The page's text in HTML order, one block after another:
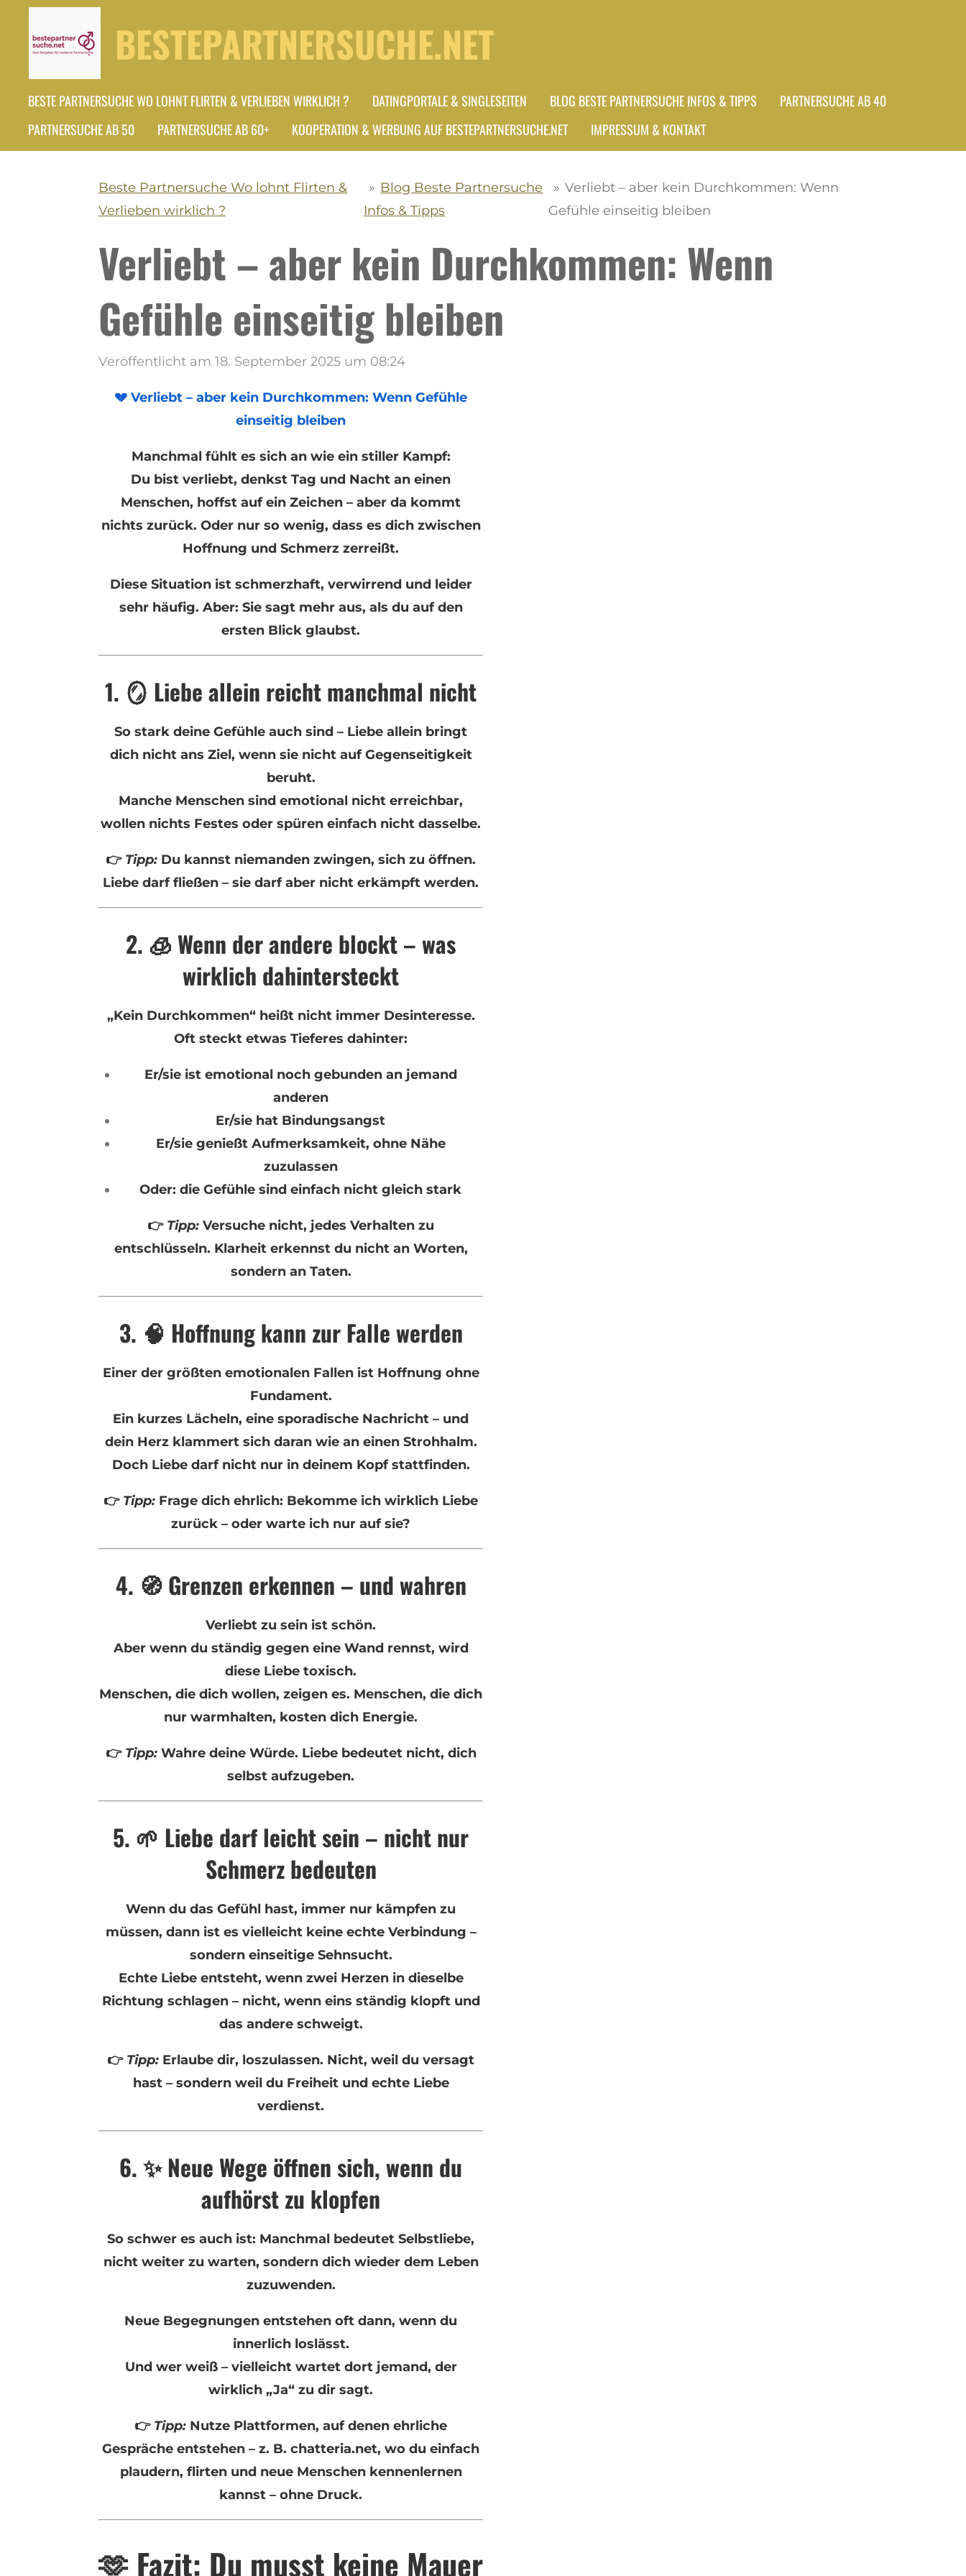
Hauptinhalt
BESTEPARTNERSUCHE.NET
BESTE PARTNERSUCHE WO LOHNT FLIRTEN & VERLIEBEN WIRKLICH ? DATINGPORTALE & SINGLESEITEN BLOG BESTE PARTNERSUCHE INFOS & TIPPS
PARTNERSUCHE AB 40
PARTNERSUCHE AB 50
PARTNERSUCHE AB 60+ KOOPERATION & WERBUNG AUF BESTEPARTNERSUCHE.NET IMPRESSUM & KONTAKT
Beste Partnersuche Wo lohnt Flirten &
Verlieben wirklich ?
» Blog Beste Partnersuche
Infos & Tipps
» Verliebt – aber kein Durchkommen: Wenn
Gefühle einseitig bleiben
Verliebt – aber kein Durchkommen: Wenn
Gefühle einseitig bleiben
Veröffentlicht am 18. September 2025 um 08:24
💔 Verliebt – aber kein Durchkommen: Wenn Gefühle
einseitig bleiben
Manchmal fühlt es sich an wie ein stiller Kampf:
Du bist verliebt, denkst Tag und Nacht an einen
Menschen, hoffst auf ein Zeichen – aber da kommt
nichts zurück. Oder nur so wenig, dass es dich zwischen
Hoffnung und Schmerz zerreißt.
Diese Situation ist schmerzhaft, verwirrend und leider
sehr häufig. Aber: Sie sagt mehr aus, als du auf den
ersten Blick glaubst.
1. 🪞 Liebe allein reicht manchmal nicht
So stark deine Gefühle auch sind – Liebe allein bringt
dich nicht ans Ziel, wenn sie nicht auf Gegenseitigkeit
beruht.
Manche Menschen sind emotional nicht erreichbar,
wollen nichts Festes oder spüren einfach nicht dasselbe.
👉 Tipp: Du kannst niemanden zwingen, sich zu öffnen.
Liebe darf fließen – sie darf aber nicht erkämpft werden.
2. 🧊 Wenn der andere blockt – was
wirklich dahintersteckt
„Kein Durchkommen“ heißt nicht immer Desinteresse.
Oft steckt etwas Tieferes dahinter:
Er/sie ist emotional noch gebunden an jemand
anderen
Er/sie hat Bindungsangst
Er/sie genießt Aufmerksamkeit, ohne Nähe
zuzulassen
Oder: die Gefühle sind einfach nicht gleich stark
👉 Tipp: Versuche nicht, jedes Verhalten zu
entschlüsseln. Klarheit erkennst du nicht an Worten,
sondern an Taten.
3. 🧠 Hoffnung kann zur Falle werden
Einer der größten emotionalen Fallen ist Hoffnung ohne
Fundament.
Ein kurzes Lächeln, eine sporadische Nachricht – und
dein Herz klammert sich daran wie an einen Strohhalm.
Doch Liebe darf nicht nur in deinem Kopf stattfinden.
👉 Tipp: Frage dich ehrlich: Bekomme ich wirklich Liebe
zurück – oder warte ich nur auf sie?
4. 🧭 Grenzen erkennen – und wahren
Verliebt zu sein ist schön.
Aber wenn du ständig gegen eine Wand rennst, wird
diese Liebe toxisch.
Menschen, die dich wollen, zeigen es. Menschen, die dich
nur warmhalten, kosten dich Energie.
👉 Tipp:Wahre deine Würde. Liebe bedeutet nicht, dich
selbst aufzugeben.
5. 🌱 Liebe darf leicht sein – nicht nur
Schmerz bedeuten
Wenn du das Gefühl hast, immer nur kämpfen zu
müssen, dann ist es vielleicht keine echte Verbindung –
sondern einseitige Sehnsucht.
Echte Liebe entsteht, wenn zwei Herzen in dieselbe
Richtung schlagen – nicht, wenn eins ständig klopft und
das andere schweigt.
👉 Tipp: Erlaube dir, loszulassen. Nicht, weil du versagt
hast – sondern weil du Freiheit und echte Liebe
verdienst.
6. ✨ Neue Wege öffnen sich, wenn du
aufhörst zu klopfen
So schwer es auch ist: Manchmal bedeutet Selbstliebe,
nicht weiter zu warten, sondern dich wieder dem Leben
zuzuwenden.
Neue Begegnungen entstehen oft dann, wenn du
innerlich loslässt.
Und wer weiß – vielleicht wartet dort jemand, der
wirklich „Ja“ zu dir sagt.
👉 Tipp: Nutze Plattformen, auf denen ehrliche
Gespräche entstehen – z. B. chatteria.net, wo du einfach
plaudern, flirten und neue Menschen kennenlernen
kannst – ohne Druck.
🫶 Fazit: Du musst keine Mauer